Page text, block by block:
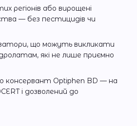
регіонів або вирощені
— без пестицидів чи
що можуть викликати
які не лише приємно
консервант Optiphen BD — на
і дозволений до